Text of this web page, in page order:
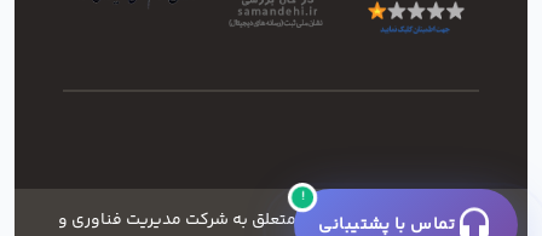
کلیه ی حقوق این وبسایت متعلق به شرکت مدیریت فناوری و
!
تماس با پشتیبانی